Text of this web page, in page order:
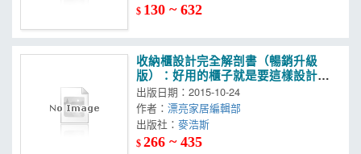
$ 130 ~ 632
收納櫃設計完全解剖書（暢銷升級
版）：好用的櫃子就是要這樣設計！
從機能、動線、尺寸和材質開始，讓
家住得更舒適！收納從此沒煩惱！
出版日期：2015-10-24
作者：漂亮家居編輯部
出版社：
$266 ~ 435